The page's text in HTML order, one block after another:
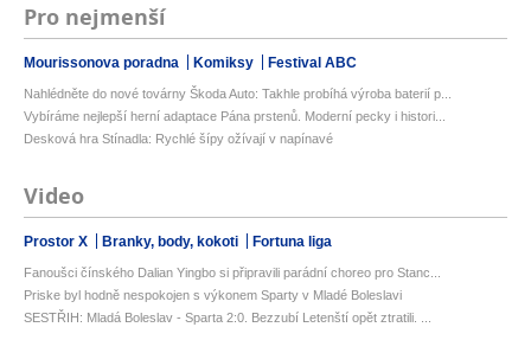
Pro nejmenší
Mourissonova poradna Komiksy Festival ABC
Nahlédněte do nové továrny Škoda Auto: Takhle probíhá výroba baterií p...
Vybíráme nejlepší herní adaptace Pána prstenů. Moderní pecky i histori...
Desková hra Stínadla: Rychlé šípy ožívají v napínavé
Video
Prostor X Branky, body, kokoti Fortuna liga
Fanoušci čínského Dalian Yingbo si připravili parádní choreo pro Stanc...
Priske byl hodně nespokojen s výkonem Sparty v Mladé Boleslavi
SESTŘIH: Mladá Boleslav - Sparta 2:0. Bezzubí Letenští opět ztratili. ...